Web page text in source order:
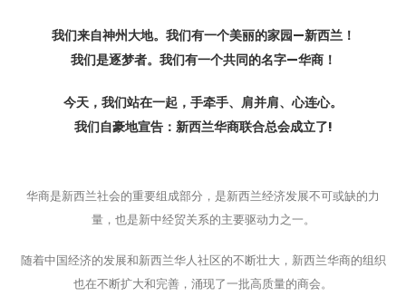
我们来自神州大地。我们有一个美丽的家园—新西兰！
我们是逐梦者。我们有一个共同的名字—华商！
今天，我们站在一起，手牵手、肩并肩、心连心。
我们自豪地宣告：新西兰华商联合总会成立了!
华商是新西兰社会的重要组成部分，是新西兰经济发展不可或缺的力
量，也是新中经贸关系的主要驱动力之一。
随着中国经济的发展和新西兰华人社区的不断壮大，新西兰华商的组织
也在不断扩大和完善，涌现了一批高质量的商会。